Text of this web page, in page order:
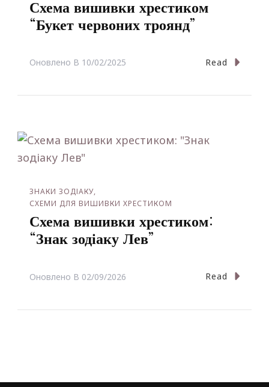
Схема вишивки хрестиком
“Букет червоних троянд”
Оновлено В 10/02/2025 Read
ЗНАКИ ЗОДІАКУ
СХЕМИ ДЛЯ ВИШИВКИ ХРЕСТИКОМ
Схема вишивки хрестиком:
“Знак зодіаку Лев”
Оновлено В 02/09/2026 Read